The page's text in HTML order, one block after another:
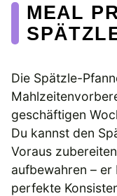
MEAL
Die Spätzle-
geschäftigen
Du kannst den
Voraus
aufbewahren –
perfekte